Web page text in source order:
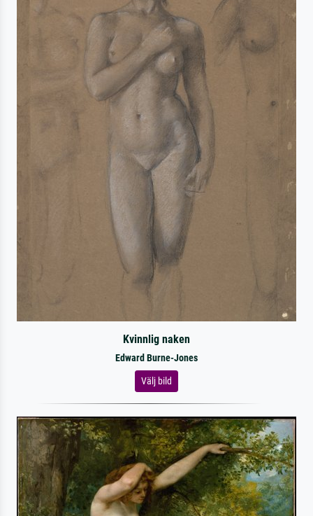
Kvinnlig naken
Edward Burne-Jones
Välj bild